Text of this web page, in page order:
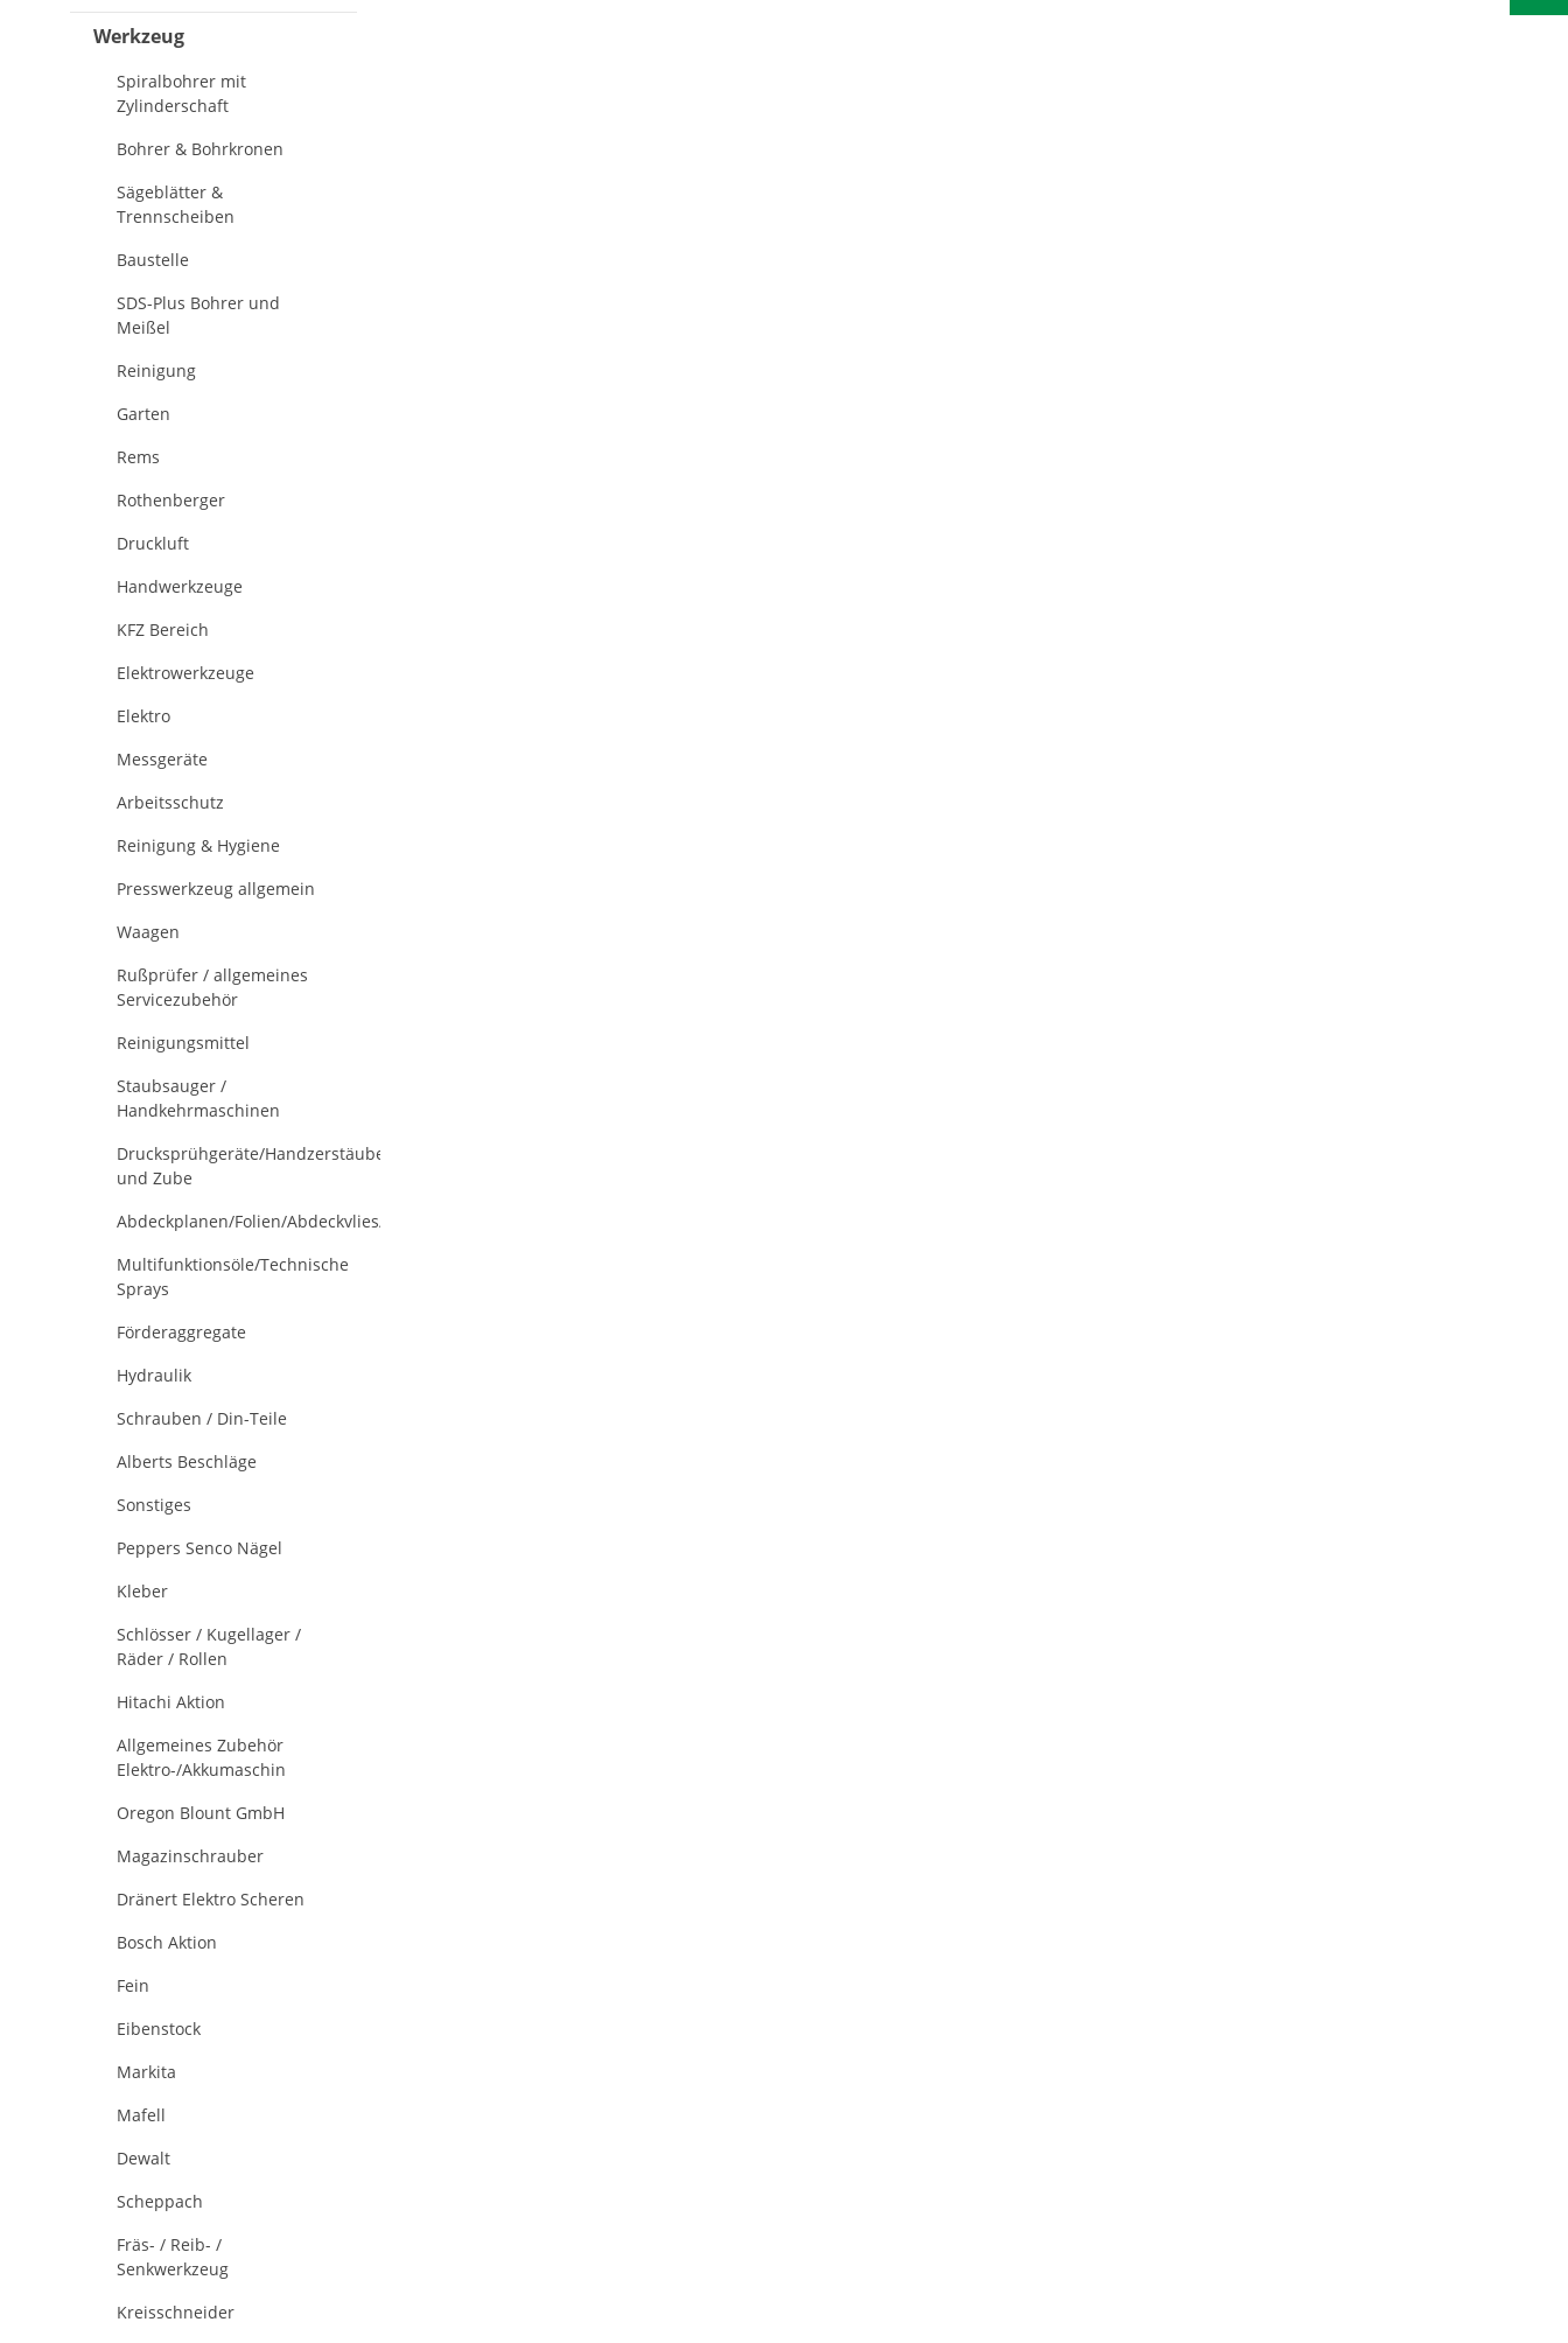
Werkzeug
Spiralbohrer mit
Zylinderschaft
Bohrer & Bohrkronen
Sägeblätter &
Trennscheiben
Baustelle
SDS-Plus Bohrer und
Meißel
Reinigung
Garten
Rems
Rothenberger
Druckluft
Handwerkzeuge
KFZ Bereich
Elektrowerkzeuge
Elektro
Messgeräte
Arbeitsschutz
Reinigung & Hygiene
Presswerkzeug allgemein
Waagen
Rußprüfer / allgemeines
Servicezubehör
Reinigungsmittel
Staubsauger /
Handkehrmaschinen
Drucksprühgeräte/Handzerstäuber
und Zube
Abdeckplanen/Folien/Abdeckvlies/Müllsäck
Multifunktionsöle/Technische
Sprays
Förderaggregate
Hydraulik
Schrauben / Din-Teile
Alberts Beschläge
Sonstiges
Peppers Senco Nägel
Kleber
Schlösser / Kugellager /
Räder / Rollen
Hitachi Aktion
Allgemeines Zubehör
Elektro-/Akkumaschin
Oregon Blount GmbH
Magazinschrauber
Dränert Elektro Scheren
Bosch Aktion
Fein
Eibenstock
Markita
Mafell
Dewalt
Scheppach
Fräs- / Reib- /
Senkwerkzeug
Kreisschneider